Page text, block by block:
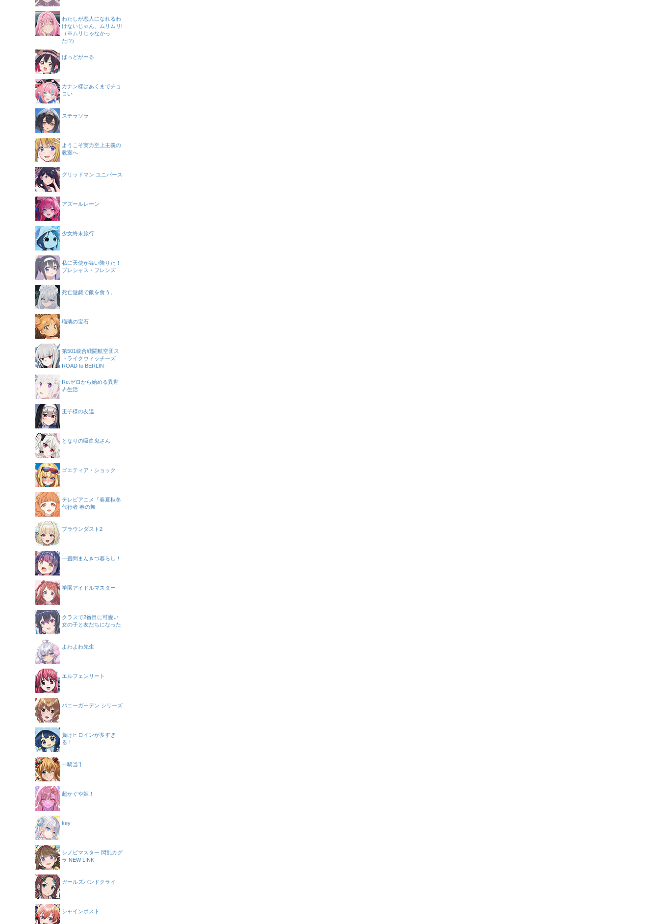
わたしが恋人になれるわ
けないじゃん、ムリムリ!
（※ムリじゃなかっ
た!?）
ばっどがーる
カナン様はあくまでチョ
ロい
ステラソラ
ようこそ実力至上主義の
教室へ
グリッドマン ユニバース
アズールレーン
少女終末旅行
私に天使が舞い降りた！
プレシャス・フレンズ
死亡遊戯で飯を食う。
瑠璃の宝石
第501統合戦闘航空団ス
トライクウィッチーズ
ROAD to BERLIN
Re:ゼロから始める異世
界生活
王子様の友達
となりの吸血鬼さん
ゴエティア・ショック
テレビアニメ『春夏秋冬
代行者 春の舞
ブラウンダスト2
一畳間まんきつ暮らし！
学園アイドルマスター
クラスで2番目に可愛い
女の子と友だちになった
よわよわ先生
エルフェンリート
バニーガーデン シリーズ
負けヒロインが多すぎ
る！
一騎当千
超かぐや姫！
key
シノビマスター 閃乱カグ
ラ NEW LINK
ガールズバンドクライ
シャインポスト